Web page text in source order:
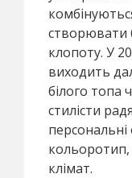
створювати
клопоту. У
виходить
білого топа
стилісти
персональні
кольоротип,
клімат.